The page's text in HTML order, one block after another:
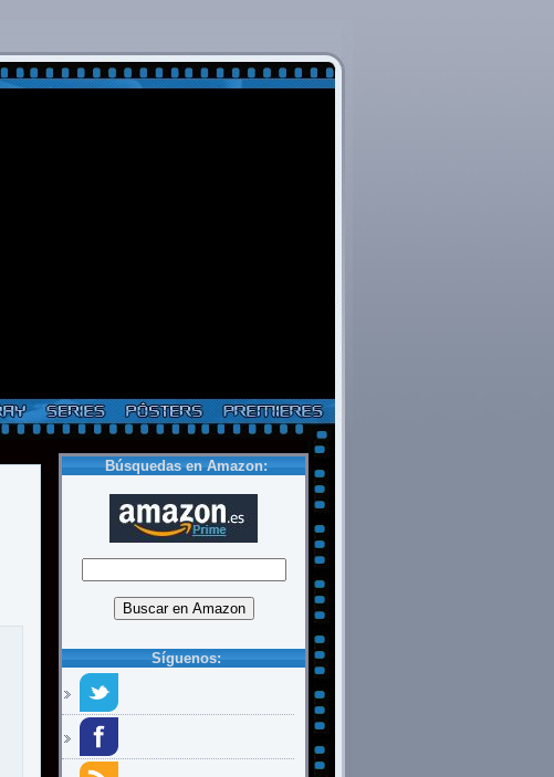
Búsquedas en Amazon:
Síguenos: